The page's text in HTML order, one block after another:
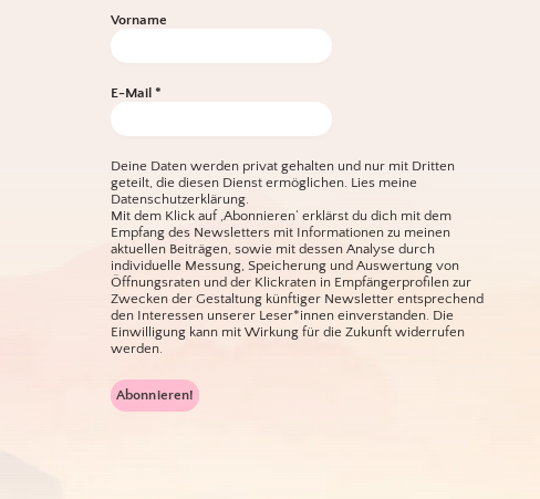
Vorname
E-Mail *
Deine Daten werden privat gehalten und nur mit Dritten
geteilt, die diesen Dienst ermöglichen. Lies meine
Datenschutzerklärung.
Mit dem Klick auf ‚Abonnieren‘ erklärst du dich mit dem
Empfang des Newsletters mit Informationen zu meinen
aktuellen Beiträgen, sowie mit dessen Analyse durch
individuelle Messung, Speicherung und Auswertung von
Öffnungsraten und der Klickraten in Empfängerprofilen zur
Zwecken der Gestaltung künftiger Newsletter entsprechend
den Interessen unserer Leser*innen einverstanden. Die
Einwilligung kann mit Wirkung für die Zukunft widerrufen
werden.